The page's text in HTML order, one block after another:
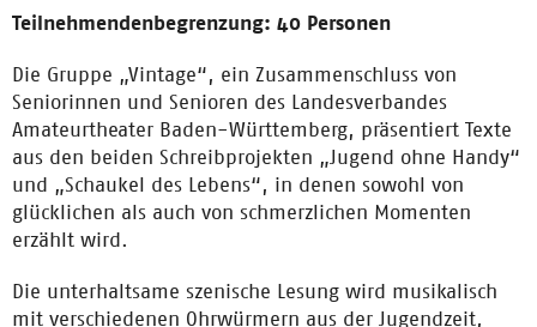
Teilnehmendenbegrenzung: 40 Personen
Die Gruppe „Vintage“, ein Zusammenschluss von
Seniorinnen und Senioren des Landesverbandes
Amateurtheater Baden-Württemberg, präsentiert Texte
aus den beiden Schreibprojekten „Jugend ohne Handy“
und „Schaukel des Lebens“, in denen sowohl von
glücklichen als auch von schmerzlichen Momenten
erzählt wird.
Die unterhaltsame szenische Lesung wird musikalisch
mit verschiedenen Ohrwürmern aus der Jugendzeit,